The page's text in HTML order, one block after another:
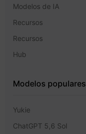
Modelos de IA
Recursos
Recursos
Hub
Modelos populares
Yukie
ChatGPT 5,6 Sol